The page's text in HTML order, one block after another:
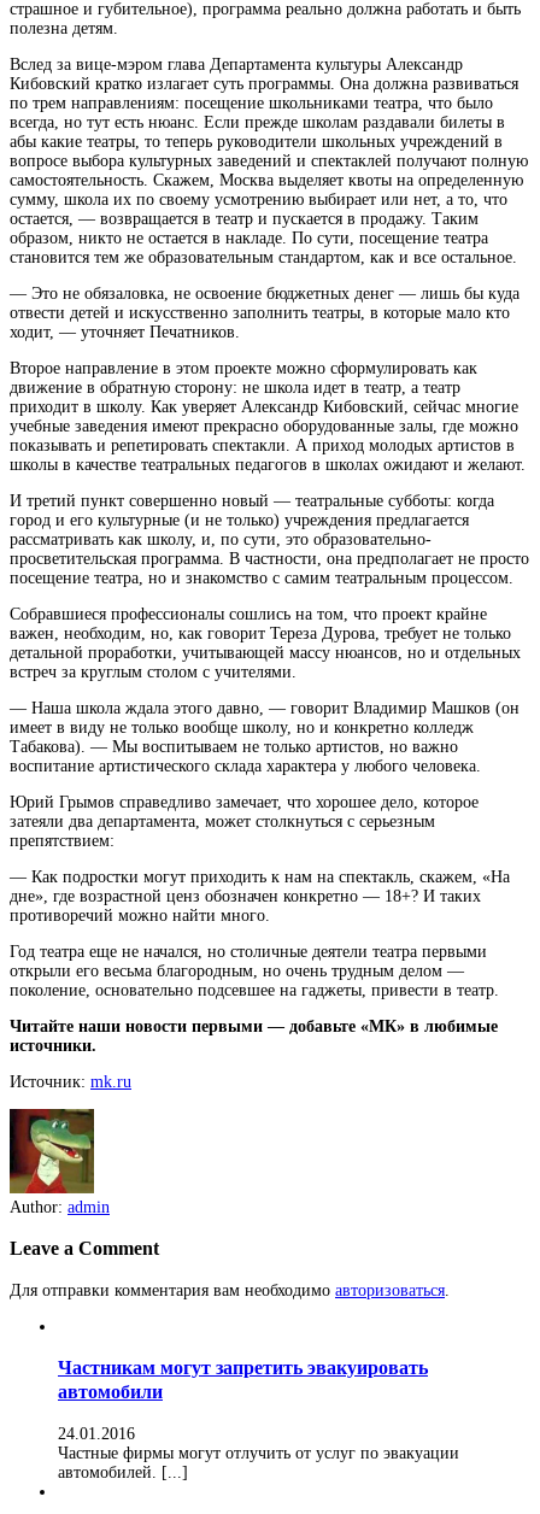
страшное и губительное), программа реально должна работать и быть
полезна детям.
Вслед за вице-мэром глава Департамента культуры Александр
Кибовский кратко излагает суть программы. Она должна развиваться
по трем направлениям: посещение школьниками театра, что было
всегда, но тут есть нюанс. Если прежде школам раздавали билеты в
абы какие театры, то теперь руководители школьных учреждений в
вопросе выбора культурных заведений и спектаклей получают полную
самостоятельность. Скажем, Москва выделяет квоты на определенную
сумму, школа их по своему усмотрению выбирает или нет, а то, что
остается, — возвращается в театр и пускается в продажу. Таким
образом, никто не остается в накладе. По сути, посещение театра
становится тем же образовательным стандартом, как и все остальное.
— Это не обязаловка, не освоение бюджетных денег — лишь бы куда
отвести детей и искусственно заполнить театры, в которые мало кто
ходит, — уточняет Печатников.
Второе направление в этом проекте можно сформулировать как
движение в обратную сторону: не школа идет в театр, а театр
приходит в школу. Как уверяет Александр Кибовский, сейчас многие
учебные заведения имеют прекрасно оборудованные залы, где можно
показывать и репетировать спектакли. А приход молодых артистов в
школы в качестве театральных педагогов в школах ожидают и желают.
И третий пункт совершенно новый — театральные субботы: когда
город и его культурные (и не только) учреждения предлагается
рассматривать как школу, и, по сути, это образовательно-
просветительская программа. В частности, она предполагает не просто
посещение театра, но и знакомство с самим театральным процессом.
Собравшиеся профессионалы сошлись на том, что проект крайне
важен, необходим, но, как говорит Тереза Дурова, требует не только
детальной проработки, учитывающей массу нюансов, но и отдельных
встреч за круглым столом с учителями.
— Наша школа ждала этого давно, — говорит Владимир Машков (он
имеет в виду не только вообще школу, но и конкретно колледж
Табакова). — Мы воспитываем не только артистов, но важно
воспитание артистического склада характера у любого человека.
Юрий Грымов справедливо замечает, что хорошее дело, которое
затеяли два департамента, может столкнуться с серьезным
препятствием:
— Как подростки могут приходить к нам на спектакль, скажем, «На
дне», где возрастной ценз обозначен конкретно — 18+? И таких
противоречий можно найти много.
Год театра еще не начался, но столичные деятели театра первыми
открыли его весьма благородным, но очень трудным делом —
поколение, основательно подсевшее на гаджеты, привести в театр.
Читайте наши новости первыми — добавьте «МК» в любимые
источники.
Источник: mk.ru
Author: admin
Leave a Comment
Для отправки комментария вам необходимо авторизоваться
Частникам могут запретить эвакуировать
автомобили
24.01.2016
Частные фирмы могут отлучить от услуг по эвакуации
автомобилей. [...]